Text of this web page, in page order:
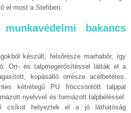
el most a Stefiben.
bakancs
készült, felsőrésze marhabőr, így
Orr- és talpmegerősítéssel látták el a
kopásálló orrésze acélbetétes.
kétrétegű PU fröccsöntött talppal
nyelvvel és formázott talpbéléssel.
csíkot helyeztek el a jó láthatóság